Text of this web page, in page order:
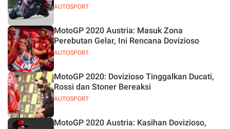
AUTOSPORT
AUTOSPORT
MotoGP 2020 Austria: Masuk Zona
Perebutan Gelar, Ini Rencana Dovizioso
AUTOSPORT
MotoGP 2020: Dovizioso Tinggalkan Ducati,
Rossi dan Stoner Bereaksi
MotoGP 2020 Austria: Kasihan Dovizioso,